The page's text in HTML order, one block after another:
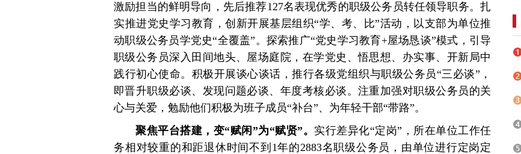
激励担当的鲜明导向，先后推荐127名表现优秀的职级公务员转任领导职务。扎
实推进党史学习教育，创新开展基层组织“学、考、比”活动，以支部为单位推
动职级公务员学党史“全覆盖”。探索推广“党史学习教育+屋场恳谈”模式，引导
职级公务员深入田间地头、屋场庭院，在学党史、悟思想、办实事、开新局中
践行初心使命。积极开展谈心谈话，推行各级党组织与职级公务员“三必谈”，
即晋升职级必谈、发现问题必谈、年度考核必谈。注重加强对职级公务员的关
心与关爱，勉励他们积极为班子成员“补台”、为年轻干部“带路”。
聚焦平台搭建，变“赋闲”为“赋贤”。 实行差异化“定岗”，所在单位工作任
务相对较重的和距退休时间不到1年的2883名职级公务员，由单位进行定岗定